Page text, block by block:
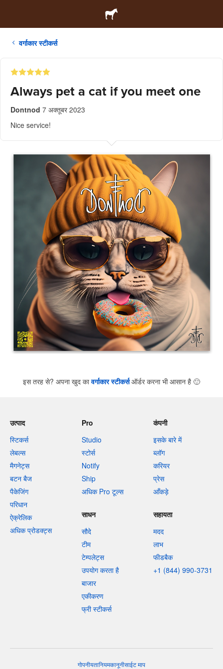
वर्गाकार स्टीकर्स
Always pet a cat if you meet one
Dontnod 7 अक्तूबर 2023
Nice service!
इस तरह से? अपना खुद कावर्गाकार स्टीकर्सऑर्डर करना भी आसान है 🙂
उत्पाद
स्टिकर्स
लेबल्स
मैगनेट्स
बटन बैज
पैकेजिंग
परिधान
ऐक्रेलिक
अधिक प्रोडक्ट्स
Pro
Studio
स्टोर्स
Notify
Ship
अधिक Pro टूल्स
कंपनी
इसके बारे में
ब्लॉग
करियर
प्रेस
आँकड़े
साधन
सौदे
टीम
टेम्पलेट्स
उपयोग करता है
बाजार
एकीकरण
फ्री स्टीकर्स
सहायता
मदद
लाभ
फीडबैक
+1 (844) 990-3731
गोपनीयतानियमकानूनीसाईट माप